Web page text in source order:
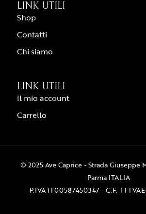
LINK UTILI
Shop
Contatti
Chi siamo
LINK UTILI
Il mio account
Carrello
© 2025 Ave Caprice - Strada Giuseppe
Parma ITALIA
P.IVA IT00587450347 - C.F.